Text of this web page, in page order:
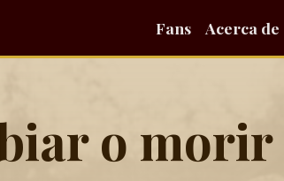
Fans Acerca de
o morir